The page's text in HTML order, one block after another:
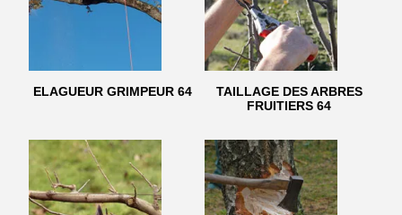
ELAGUEUR GRIMPEUR 64
TAILLAGE DES ARBRES
FRUITIERS 64